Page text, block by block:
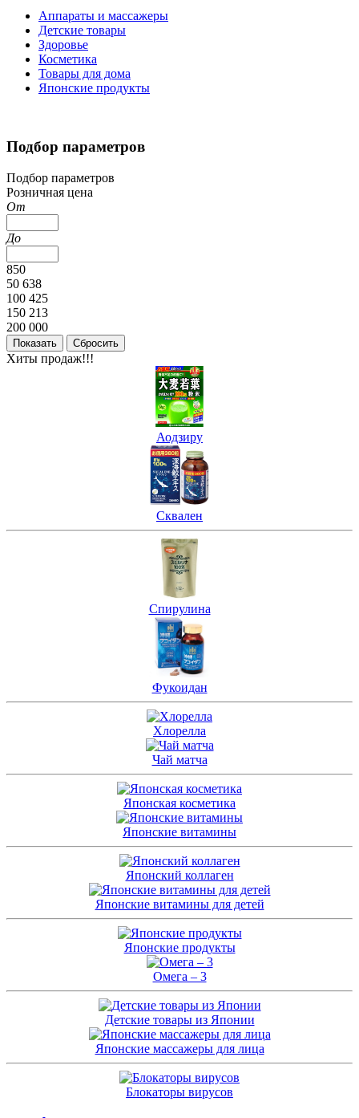
Аппараты и массажеры
Детские товары
Здоровье
Косметика
Товары для дома
Японские продукты
Подбор параметров
Подбор параметров
Розничная цена
От
До
850
50 638
100 425
150 213
200 000
Хиты продаж!!!
Аодзиру
Сквален
Спирулина
Фукоидан
Хлорелла
Чай матча
Японская косметика
Японские витамины
Японский коллаген
Японские витамины для детей
Японские продукты
Омега – 3
Детские товары из Японии
Японские массажеры для лица
Блокаторы вирусов